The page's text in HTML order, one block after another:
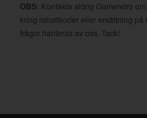
OBS: Kontakta aldrig Gameretro
kring rabattkoder eller ersättning på
frågor hanteras av oss. Tack!